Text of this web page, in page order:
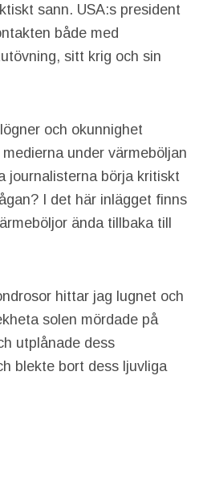
sann. USA:s president
både med
sitt krig och sin
och okunnighet
under värmeböljan
journalisterna börja kritiskt
I det här inlägget finns
ända tillbaka till
hittar jag lugnet och
solen mördade på
utplånade dess
blekte bort dess ljuvliga